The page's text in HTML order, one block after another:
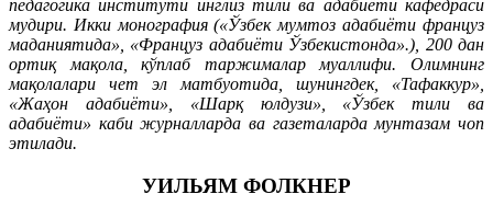
педагогика институти инглиз тили ва адабиёти кафедраси
мудири. Икки монография («Ўзбек мумтоз адабиёти француз
маданиятида», «Француз адабиёти Ўзбекистонда».), 200 дан
ортиқ мақола, кўплаб таржималар муаллифи. Олимнинг
мақолалари чет эл матбуотида, шунингдек, «Тафаккур»,
«Жаҳон адабиёти», «Шарқ юлдузи», «Ўзбек тили ва
адабиёти» каби журналларда ва газеталарда мунтазам чоп
этилади.
УИЛЬЯМ ФОЛКНЕР